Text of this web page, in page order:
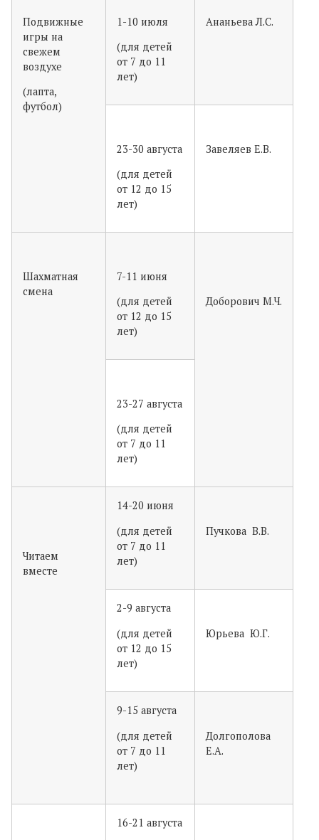
Подвижные
игры на
свежем
воздухе
(лапта,
футбол)
1-10 июля
(для детей
от 7 до 11
лет)
Ананьева Л.С.
23-30 августа
(для детей
от 12 до 15
лет)
Завеляев Е.В.
Шахматная
смена
7-11 июня
(для детей
от 12 до 15
лет)
Доборович М.Ч.
23-27 августа
(для детей
от 7 до 11
лет)
Читаем
вместе
14-20 июня
(для детей
от 7 до 11
лет)
Пучкова В.В.
2-9 августа
(для детей
от 12 до 15
лет)
Юрьева Ю.Г.
9-15 августа
(для детей
от 7 до 11
лет)
Долгополова
Е.А.
16-21 августа